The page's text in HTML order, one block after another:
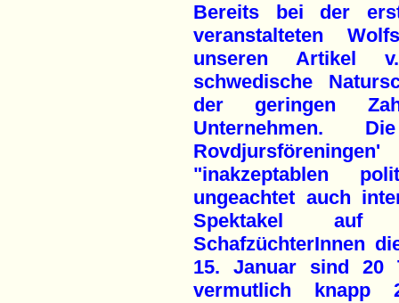
Bereits bei der
veranstalteten
unseren Artikel
schwedische
der geringen
Unternehmen.
"inakzeptablen
ungeachtet auch
Spektakel auf
SchafzüchterInnen
15. Januar sind 20
vermutlich knapp